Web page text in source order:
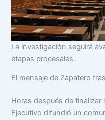
La investigación seguirá
etapas procesales.
El mensaje de Zapatero
Horas después de finalizar
Ejecutivo difundió un